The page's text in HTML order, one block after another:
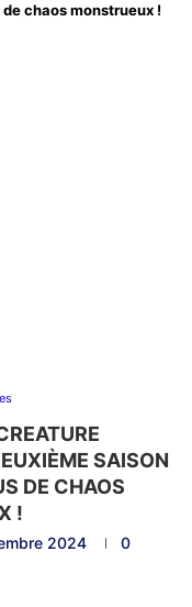
chaos monstrueux !
SAISON
DE CHAOS
!
2024
0